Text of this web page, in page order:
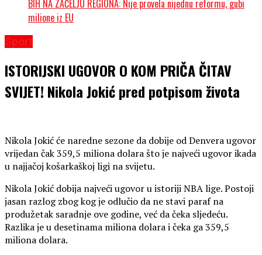
BIH NA ZAČELJU REGIONA: Nije provela nijednu reformu, gubi
milione iz EU
Sport
ISTORIJSKI UGOVOR O KOM PRIČA ČITAV
SVIJET! Nikola Jokić pred potpisom života
Nikola Jokić će naredne sezone da dobije od Denvera ugovor
vrijedan čak 359,5 miliona dolara što je najveći ugovor ikada
u najjačoj košarkaškoj ligi na svijetu.
Nikola Jokić dobija najveći ugovor u istoriji NBA lige. Postoji
jasan razlog zbog kog je odlučio da ne stavi paraf na
produžetak saradnje ove godine, već da čeka sljedeću.
Razlika je u desetinama miliona dolara i čeka ga 359,5
miliona dolara.